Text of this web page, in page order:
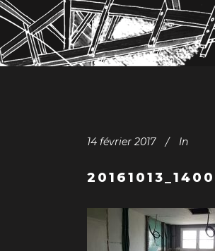
14 février 2017 In